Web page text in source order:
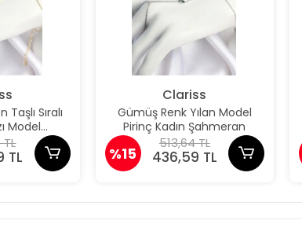
Sıralı
Model
TL
TL
Clariss
Gümüş Renk Yılan Model
Pirinç Kadın Şahmeran
%15
513,64 TL
436,59 TL